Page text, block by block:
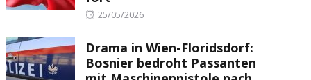
Posted
25/05/2026
Drama in Wien-Floridsdorf:
Bosnier bedroht Passanten